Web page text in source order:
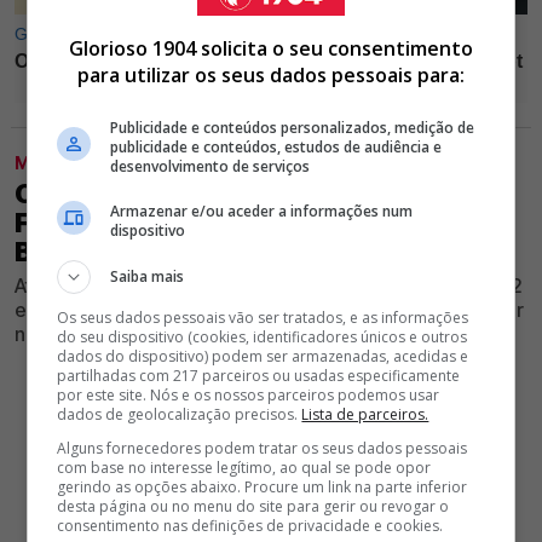
MODALIDADES
OFICIAL! 4 ANOS DEPOIS, RUI COSTA
FAZ REGRESSAR EXTREMO AO
BENFICA
Atleta que passou pelo Clube da Luz entre 2020 e 2022
está de regresso às águias e mostra ambição de vencer
novamente títulos
Glorioso 1904 solicita o seu consentimento
para utilizar os seus dados pessoais para:
Publicidade e conteúdos personalizados, medição de
publicidade e conteúdos, estudos de audiência e
desenvolvimento de serviços
Armazenar e/ou aceder a informações num
dispositivo
Saiba mais
Os seus dados pessoais vão ser tratados, e as informações
do seu dispositivo (cookies, identificadores únicos e outros
dados do dispositivo) podem ser armazenadas, acedidas e
partilhadas com 217 parceiros ou usadas especificamente
por este site. Nós e os nossos parceiros podemos usar
dados de geolocalização precisos. Lista de parceiros.
Alguns fornecedores podem tratar os seus dados pessoais
com base no interesse legítimo, ao qual se pode opor
gerindo as opções abaixo. Procure um link na parte inferior
desta página ou no menu do site para gerir ou revogar o
consentimento nas definições de privacidade e cookies.